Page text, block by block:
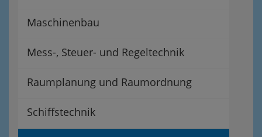
Maschinenbau
Mess-, Steuer- und Regeltechnik
Raumplanung und Raumordnung
Schiffstechnik